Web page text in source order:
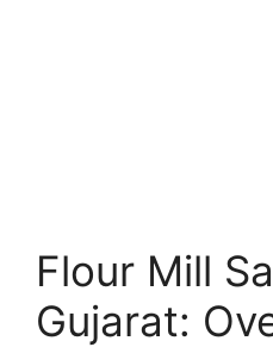
Flour Mill
Gujarat: